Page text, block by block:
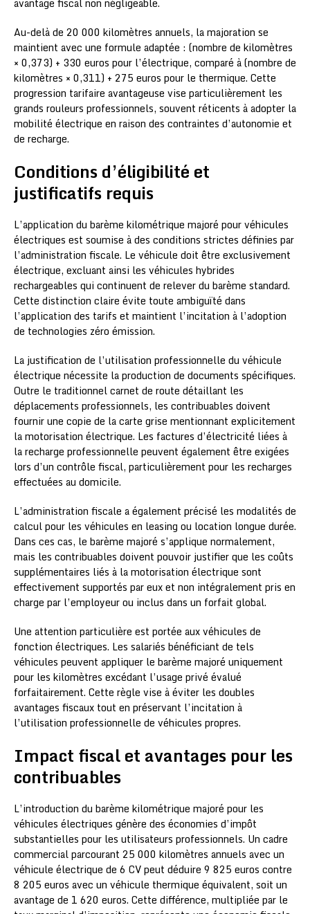
Au-delà de 20 000 kilomètres annuels, la majoration se
maintient avec une formule adaptée : (nombre de kilomètres
× 0,373) + 330 euros pour l’électrique, comparé à (nombre de
kilomètres × 0,311) + 275 euros pour le thermique. Cette
progression tarifaire avantageuse vise particulièrement les
grands rouleurs professionnels, souvent réticents à adopter la
mobilité électrique en raison des contraintes d’autonomie et
de recharge.
Conditions d’éligibilité et
justificatifs requis
L’application du barème kilométrique majoré pour véhicules
électriques est soumise à des conditions strictes définies par
l’administration fiscale. Le véhicule doit être exclusivement
électrique, excluant ainsi les véhicules hybrides
rechargeables qui continuent de relever du barème standard.
Cette distinction claire évite toute ambiguïté dans
l’application des tarifs et maintient l’incitation à l’adoption
de technologies zéro émission.
La justification de l’utilisation professionnelle du véhicule
électrique nécessite la production de documents spécifiques.
Outre le traditionnel carnet de route détaillant les
déplacements professionnels, les contribuables doivent
fournir une copie de la carte grise mentionnant explicitement
la motorisation électrique. Les factures d’électricité liées à
la recharge professionnelle peuvent également être exigées
lors d’un contrôle fiscal, particulièrement pour les recharges
effectuées au domicile.
L’administration fiscale a également précisé les modalités de
calcul pour les véhicules en leasing ou location longue durée.
Dans ces cas, le barème majoré s’applique normalement,
mais les contribuables doivent pouvoir justifier que les coûts
supplémentaires liés à la motorisation électrique sont
effectivement supportés par eux et non intégralement pris en
charge par l’employeur ou inclus dans un forfait global.
Une attention particulière est portée aux véhicules de
fonction électriques. Les salariés bénéficiant de tels
véhicules peuvent appliquer le barème majoré uniquement
pour les kilomètres excédant l’usage privé évalué
forfaitairement. Cette règle vise à éviter les doubles
avantages fiscaux tout en préservant l’incitation à
l’utilisation professionnelle de véhicules propres.
Impact fiscal et avantages pour les
contribuables
L’introduction du barème kilométrique majoré pour les
véhicules électriques génère des économies d’impôt
substantielles pour les utilisateurs professionnels. Un cadre
commercial parcourant 25 000 kilomètres annuels avec un
véhicule électrique de 6 CV peut déduire 9 825 euros contre
8 205 euros avec un véhicule thermique équivalent, soit un
avantage de 1 620 euros. Cette différence, multipliée par le